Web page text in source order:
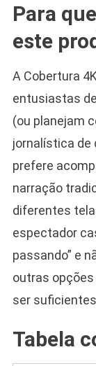
Para
este
A Cobertura
entusiastas
(ou planejam
jornalística de
prefere
narração
diferentes
espectador
passando” e
outras
ser
Tabela